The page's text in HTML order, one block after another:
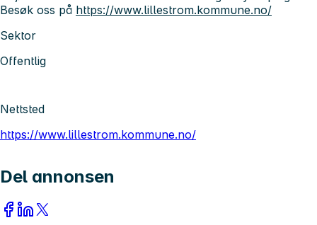
Besøk oss på https://www.lillestrom.kommune.no/
Sektor
Offentlig
Nettsted
https://www.lillestrom.kommune.no/
Del annonsen